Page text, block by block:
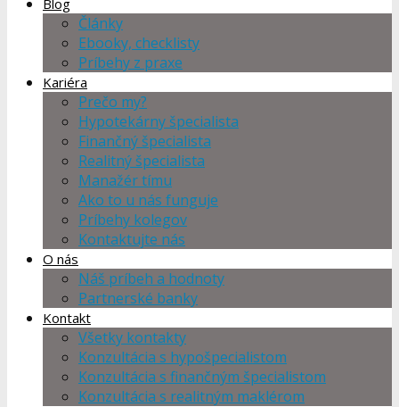
Blog
Články
Ebooky, checklisty
Príbehy z praxe
Kariéra
Prečo my?
Hypotekárny špecialista
Finančný špecialista
Realitný špecialista
Manažér tímu
Ako to u nás funguje
Príbehy kolegov
Kontaktujte nás
O nás
Náš príbeh a hodnoty
Partnerské banky
Kontakt
Všetky kontakty
Konzultácia s hypošpecialistom
Konzultácia s finančným špecialistom
Konzultácia s realitným maklérom